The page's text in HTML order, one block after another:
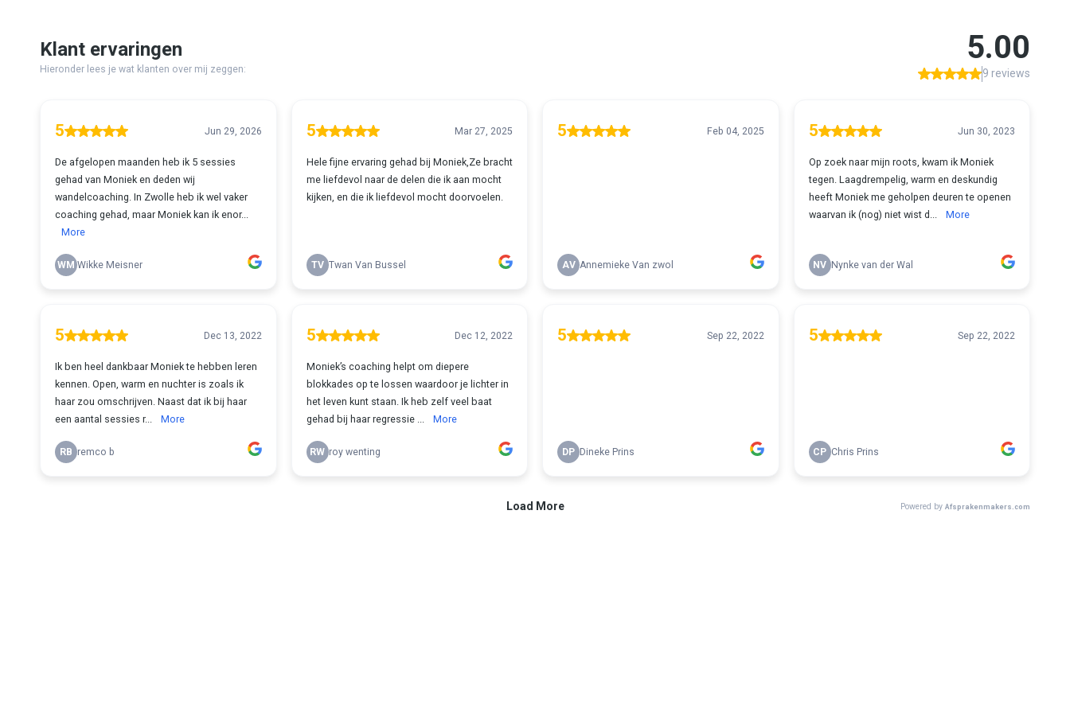
Klant ervaringen
Hieronder lees je wat klanten over mij zeggen:
5.00
9 reviews
5 Jun 29, 2026
De afgelopen maanden heb ik 5 sessies
gehad van Moniek en deden wij
wandelcoaching. In Zwolle heb ik wel vaker
coaching gehad, maar Moniek kan ik enor...
More
WM Wikke Meisner
5 Mar 27, 2025
Hele fijne ervaring gehad bij Moniek,Ze bracht
me liefdevol naar de delen die ik aan mocht
kijken, en die ik liefdevol mocht doorvoelen.
TV Twan Van Bussel
5 Feb 04, 2025
AV Annemieke Van zwol
5 Jun 30, 2023
Op zoek naar mijn roots, kwam ik Moniek
tegen. Laagdrempelig, warm en deskundig
heeft Moniek me geholpen deuren te openen
waarvan ik (nog) niet wist d...
More
NV Nynke van der Wal
5 Dec 13, 2022
Ik ben heel dankbaar Moniek te hebben leren
kennen. Open, warm en nuchter is zoals ik
haar zou omschrijven. Naast dat ik bij haar
een aantal sessies r...
More
RB remco b
5 Dec 12, 2022
Moniek’s coaching helpt om diepere
blokkades op te lossen waardoor je lichter in
het leven kunt staan. Ik heb zelf veel baat
gehad bij haar regressie ...
More
RW roy wenting
5 Sep 22, 2022
DP Dineke Prins
5 Sep 22, 2022
CP Chris Prins
Load More Powered by Afsprakenmakers.com